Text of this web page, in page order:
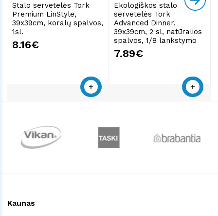
Stalo servetelės Tork
Premium LinStyle,
39x39cm, koralų spalvos,
1sl.
8.16€
Ekologiškos stalo
servetelės Tork
Advanced Dinner,
39x39cm, 2 sl, natūralios
spalvos, 1/8 lankstymo
7.89€
Kaunas